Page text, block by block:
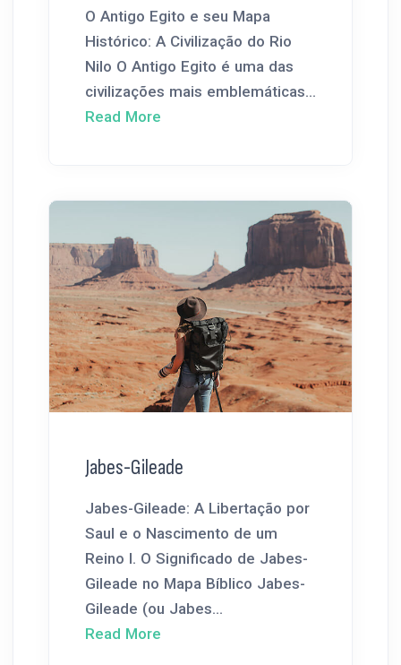
O Antigo Egito e seu Mapa
Histórico: A Civilização do Rio
Nilo O Antigo Egito é uma das
civilizações mais emblemáticas...
Read More
Jabes-Gileade
Jabes-Gileade: A Libertação por
Saul e o Nascimento de um
Reino I. O Significado de Jabes-
Gileade no Mapa Bíblico Jabes-
Gileade (ou Jabes...
Read More